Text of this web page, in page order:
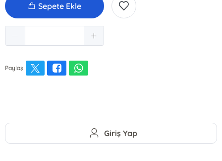
Sepete Ekle
Paylaş
Giriş Yap